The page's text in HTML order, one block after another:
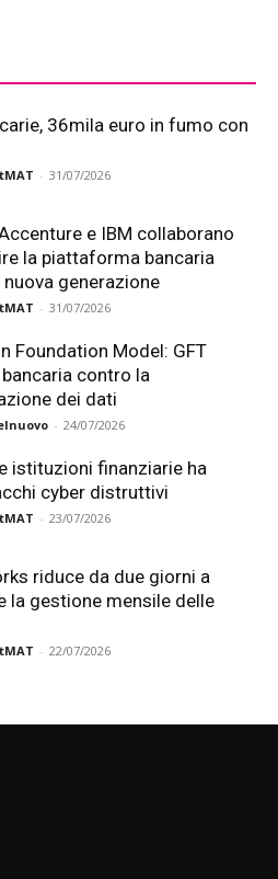
36mila euro in fumo con
- 31/07/2026
e IBM collaborano
la piattaforma bancaria
generazione
- 31/07/2026
Foundation Model: GFT
bancaria contro la
dei dati
- 24/07/2026
istituzioni finanziarie ha
cyber distruttivi
- 23/07/2026
riduce da due giorni a
la gestione mensile delle
- 22/07/2026